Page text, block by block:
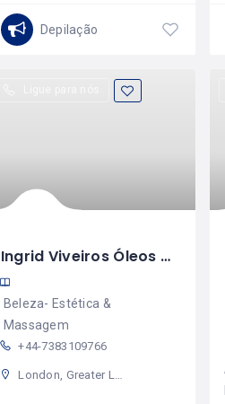
Depilação
Ingrid Viveiros Óleos & Massagens
Beleza- Estética &
Massagem
+44-7383109766
London, Greater London, England, United Kingdom